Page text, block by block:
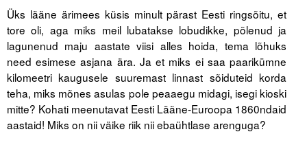
Üks lääne ärimees küsis minult pärast Eesti ringsõitu, et
tore oli, aga miks meil lubatakse lobudikke, põlenud ja
lagunenud maju aastate viisi alles hoida, tema lõhuks
need esimese asjana ära. Ja et miks ei saa paarikümne
kilomeetri kaugusele suuremast linnast sõiduteid korda
teha, miks mõnes asulas pole peaaegu midagi, isegi kioski
mitte? Kohati meenutavat Eesti Lääne-Euroopa 1860ndaid
aastaid! Miks on nii väike riik nii ebaühtlase arenguga?